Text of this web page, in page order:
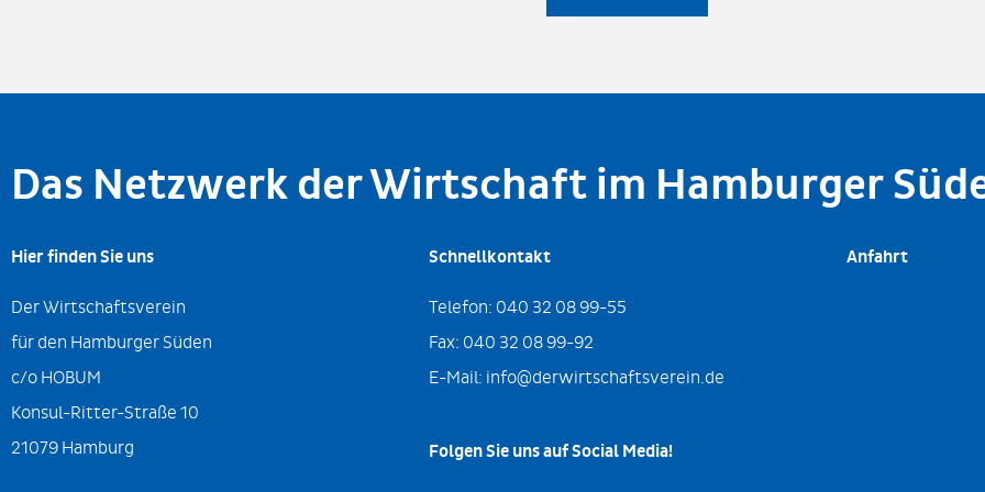
Das Netzwerk der Wirtschaft im Hamburger
Hier finden Sie uns
Der Wirtschaftsverein
für den Hamburger Süden
c/o HOBUM
Konsul-Ritter-Straße 10
21079 Hamburg
Schnellkontakt
Telefon: 040 32 08 99-55
Fax: 040 32 08 99-92
E-Mail: info@derwirtschaftsverein.de
Folgen Sie uns auf Social Media!
Anfahrt